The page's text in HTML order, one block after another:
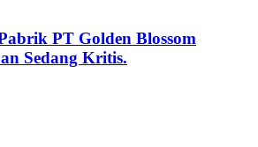
PT Golden Blossom
Sedang Kritis.